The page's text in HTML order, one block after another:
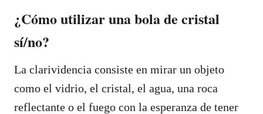
¿Cómo utilizar una bola de cristal
sí/no?
La clarividencia consiste en mirar un objeto
como el vidrio, el cristal, el agua, una roca
reflectante o el fuego con la esperanza de tener